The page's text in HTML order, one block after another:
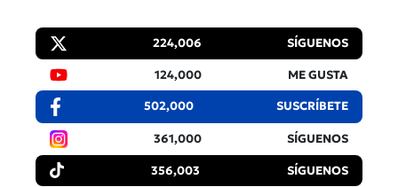
224,006 SÍGUENOS
124,000 ME GUSTA
502,000 SUSCRÍBETE
361,000 SÍGUENOS
356,003 SÍGUENOS